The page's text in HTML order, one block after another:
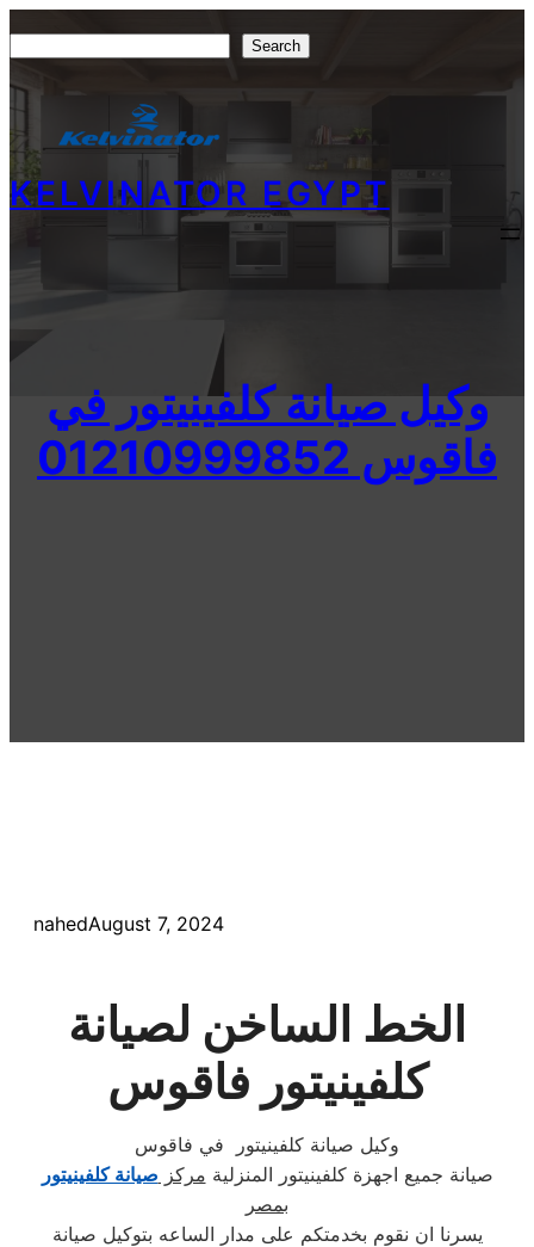
to
content
Search
KELVINATOR EGYPT
وكيل صيانة كلفينيتور في
فاقوس 01210999852
nahedAugust 7, 2024
الخط الساخن لصيانة
كلفينيتور فاقوس
وكيل صيانة كلفينيتور في فاقوس
صيانة جميع اجهزة كلفينيتور المنزلية مركز صيانة كلفينيتور
بمصر
يسرنا ان نقوم بخدمتكم على مدار الساعه بتوكيل صيانة